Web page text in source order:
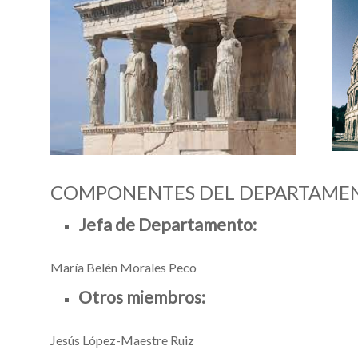
COMPONENTES DEL
Jefa de Departamento:
María Belén Morales Peco
Otros miembros:
Jesús López-Maestre Ruiz